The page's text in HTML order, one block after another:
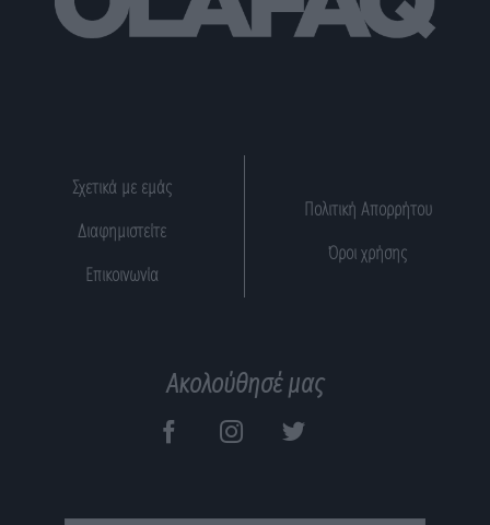
Σχετικά με εμάς
Διαφημιστείτε
Επικοινωνία
Πολιτική Απορρήτου
Όροι χρήσης
Ακολούθησέ μας